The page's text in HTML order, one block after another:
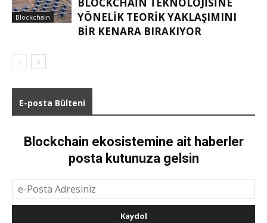
Blockchain
YÖNELIK TEORIK YAKLAŞIMINI
BIR KENARA BIRAKIYOR
E-posta Bülteni
Blockchain ekosistemine ait haberler
posta kutunuza gelsin